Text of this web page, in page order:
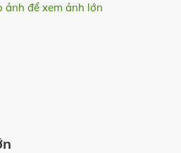
ảnh để xem ảnh lớn